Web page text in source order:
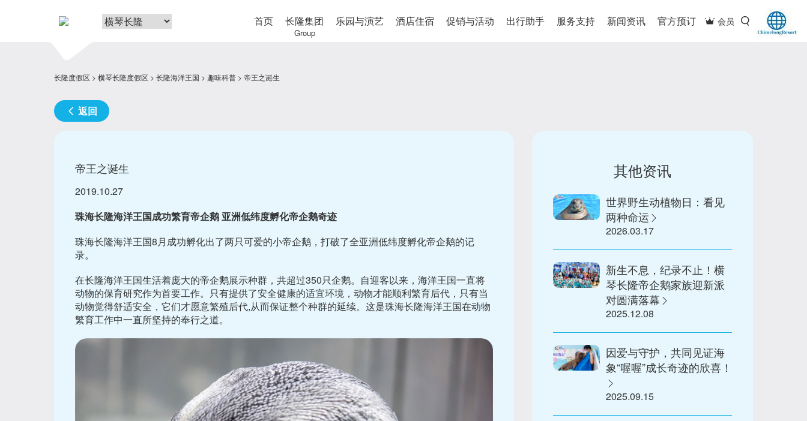
会员
首页 长隆集团
Group
乐园与演艺 酒店住宿 促销与活动 出行助手 服务支持 新闻资讯 官方预订
长隆度假区 横琴长隆度假区 长隆海洋王国 趣味科普 帝王之诞生
返回
帝王之诞生
2019.10.27
珠海长隆海洋王国成功繁育帝企鹅 亚洲低纬度孵化帝企鹅奇迹
珠海长隆海洋王国8月成功孵化出了两只可爱的小帝企鹅，打破了全亚洲低纬度孵化帝企鹅的记
录。
在长隆海洋王国生活着庞大的帝企鹅展示种群，共超过350只企鹅。自迎客以来，海洋王国一直将
动物的保育研究作为首要工作。只有提供了安全健康的适宜环境，动物才能顺利繁育后代，只有当
动物觉得舒适安全，它们才愿意繁殖后代,从而保证整个种群的延续。这是珠海长隆海洋王国在动物
繁育工作中一直所坚持的奉行之道。
其他资讯
世界野生动植物日：看见
两种命运
2026.03.17
新生不息，纪录不止！横
琴长隆帝企鹅家族迎新派
对圆满落幕
2025.12.08
因爱与守护，共同见证海
象“喔喔”成长奇迹的欣喜！
2025.09.15